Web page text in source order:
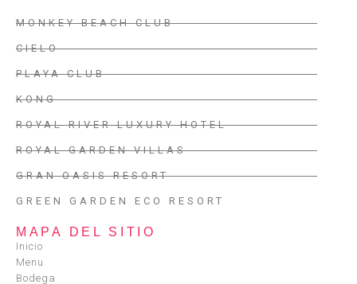
MONKEY BEACH CLUB
CIELO
PLAYA CLUB
KONG
ROYAL RIVER LUXURY HOTEL
ROYAL GARDEN VILLAS
GRAN OASIS RESORT
GREEN GARDEN ECO RESORT
MAPA DEL SITIO
Inicio
Menu
Bodega